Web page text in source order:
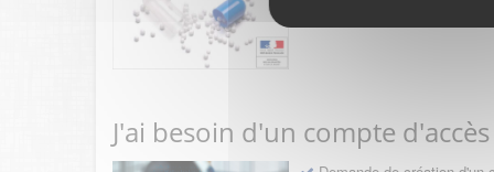
J'ai besoin d'un compte d'accès